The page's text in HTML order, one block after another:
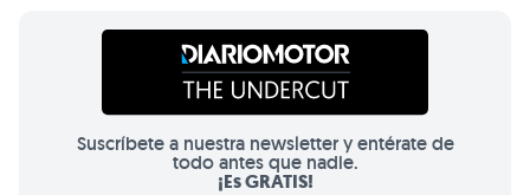
Suscríbete a nuestra newsletter y entérate de
todo antes que nadie.
¡Es GRATIS!